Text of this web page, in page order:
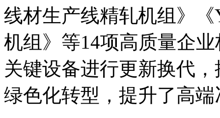
线材生产线精轧机组》
机组》等14项高质量企
关键设备进行更新换代
绿色化转型，提升了高